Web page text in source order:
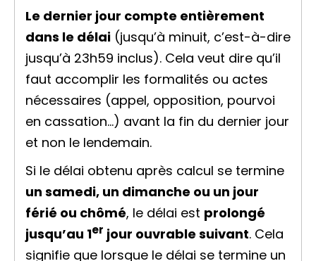
Le dernier jour compte entièrement
dans le délai (jusqu’à minuit, c’est-à-dire
jusqu’à 23h59 inclus). Cela veut dire qu’il
faut accomplir les formalités ou actes
nécessaires (appel, opposition, pourvoi
en cassation…) avant la fin du dernier jour
et non le lendemain.
Si le délai obtenu après calcul se termine
un samedi, un dimanche ou un jour
férié ou chômé, le délai est prolongé
jusqu’au 1er jour ouvrable suivant. Cela
signifie que lorsque le délai se termine un